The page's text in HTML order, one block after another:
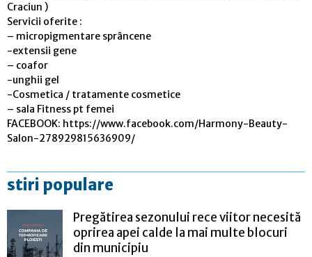
Craciun )
Servicii oferite :
– micropigmentare sprâncene
-extensii gene
– coafor
-unghii gel
-Cosmetica / tratamente cosmetice
– sala Fitness pt femei
FACEBOOK: https://www.facebook.com/Harmony-Beauty-
Salon-278929815636909/
stiri populare
Pregătirea sezonului rece viitor necesită
oprirea apei calde la mai multe blocuri
din municipiu